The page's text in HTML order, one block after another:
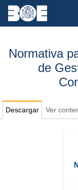
Normativa
de
Descargar Ver